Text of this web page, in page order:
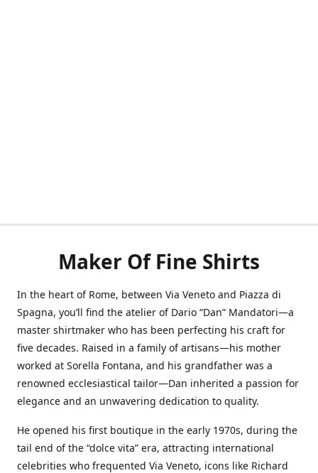
Maker Of Fine Shirts
In the heart of Rome, between Via Veneto and Piazza di
Spagna, you’ll find the atelier of Dario “Dan” Mandatori—a
master shirtmaker who has been perfecting his craft for
five decades. Raised in a family of artisans—his mother
worked at Sorella Fontana, and his grandfather was a
renowned ecclesiastical tailor—Dan inherited a passion for
elegance and an unwavering dedication to quality.
He opened his first boutique in the early 1970s, during the
tail end of the “dolce vita” era, attracting international
celebrities who frequented Via Veneto, icons like Richard